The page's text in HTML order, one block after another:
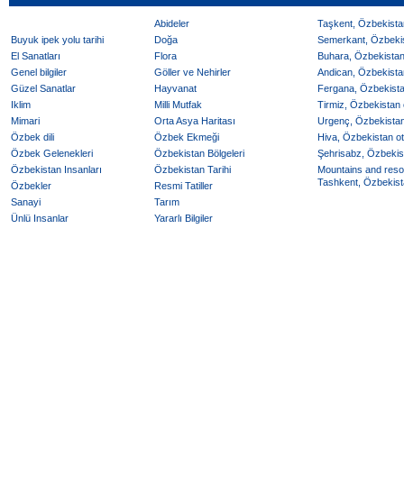
Abideler
Buyuk ipek yolu tarihi
Doğa
El Sanatları
Flora
Genel bilgiler
Göller ve Nehirler
Güzel Sanatlar
Hayvanat
Iklim
Milli Mutfak
Mimari
Orta Asya Haritası
Özbek dili
Özbek Ekmeği
Özbek Gelenekleri
Özbekistan Bölgeleri
Özbekistan Insanları
Özbekistan Tarihi
Özbekler
Resmi Tatiller
Sanayi
Tarım
Ünlü Insanlar
Yararlı Bilgiler
Taşkent,
Semerkant,
Buhara,
Andican,
Fergana,
Tirmiz, Özbekistan
Urgenç,
Hiva, Özbekistan
Şehrisabz,
Mountains and
Tashkent,